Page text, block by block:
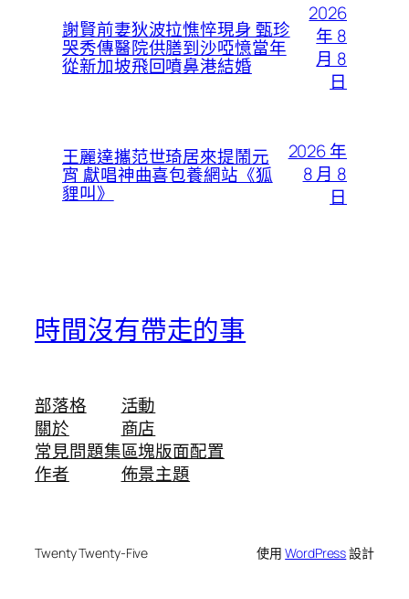
謝賢前妻狄波拉憔悴現身 甄珍
哭秀傳醫院供膳到沙啞憶當年
從新加坡飛回噴鼻港結婚
2026
年 8
月 8
日
王麗達攜范世琦居來提鬧元
宵 獻唱神曲喜包養網站《狐
貍叫》
2026 年
8 月 8
日
時間沒有帶走的事
部落格
關於
常見問題集
作者
活動
商店
區塊版面配置
佈景主題
Twenty Twenty-Five 使用WordPress設計